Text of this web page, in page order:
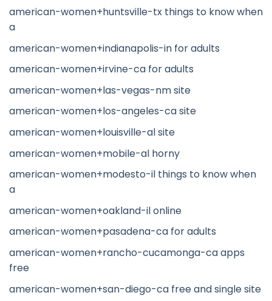
american-women+huntsville-tx things to know when
a
american-women+indianapolis-in for adults
american-women+irvine-ca for adults
american-women+las-vegas-nm site
american-women+los-angeles-ca site
american-women+louisville-al site
american-women+mobile-al horny
american-women+modesto-il things to know when
a
american-women+oakland-il online
american-women+pasadena-ca for adults
american-women+rancho-cucamonga-ca apps
free
american-women+san-diego-ca free and single site